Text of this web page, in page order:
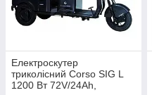
Електроскутер
триколісний Corso SIG L
1200 Вт 72V/24Ah,